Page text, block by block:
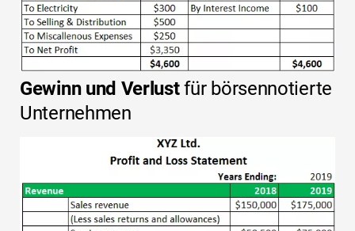
Gewinn und Verlustfür börsennotierte
Unternehmen